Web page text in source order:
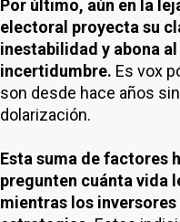
Por último, aún en la
electoral proyecta su
inestabilidad y abona
incertidumbre. Es vox
son desde hace años
dolarización.
Esta suma de factores
pregunten cuánta vida
mientras los